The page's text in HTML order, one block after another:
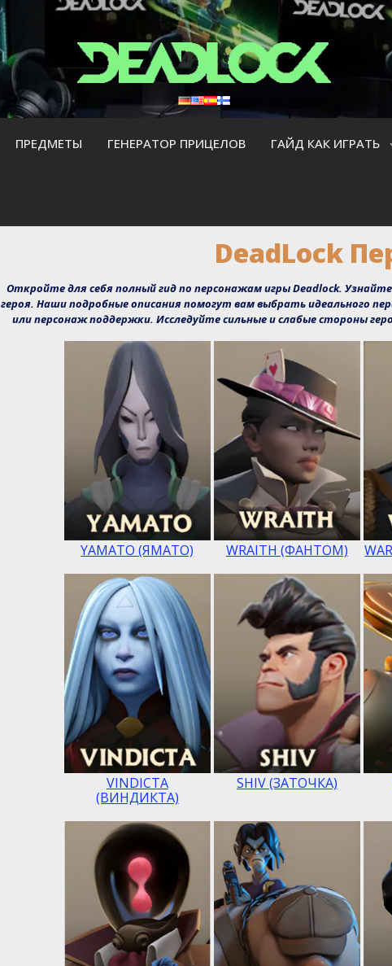
ПРЕДМЕТЫ ГЕНЕРАТОР ПРИЦЕЛОВ ГАЙД КАК ИГРАТЬ
DeadLock
Откройте для себя полный гид по персонажам игры Deadlock.
героя. Наши подробные описания помогут вам выбрать идеального
или персонаж поддержки. Исследуйте сильные и слабые стороны
YAMATO (ЯМАТО) WRAITH (ФАНТОМ)
VINDICTA
(ВИНДИКТА)
SHIV (ЗАТОЧКА)